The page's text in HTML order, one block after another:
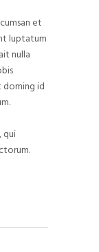
et
luptatum
nulla
id
qui